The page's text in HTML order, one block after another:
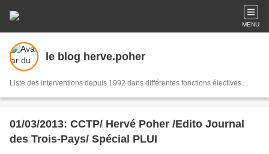
MENU
le blog herve.poher
Liste des interventions depuis 1992 dans différentes fonctions électives....
01/03/2013: CCTP/ Hervé Poher /Edito Journal
des Trois-Pays/ Spécial PLUI